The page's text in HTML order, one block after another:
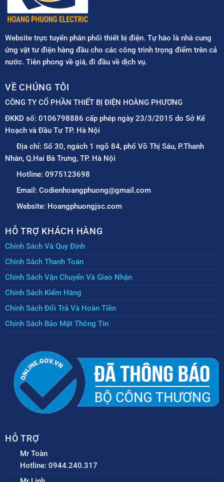
Website trực tuyến phân phối thiết bị điện. Tự hào là nhà cung
ứng vật tư điện hàng đầu cho các công trình trọng điểm trên cả
nước. Tiên phong về giá, đi đầu về dịch vụ.
VỀ CHÚNG TÔI
CÔNG TY CỔ PHẦN THIẾT BỊ ĐIỆN HOÀNG PHƯƠNG
ĐKKD số: 0106798886 cấp phép ngày 23/3/2015 do Sở Kế
Hoạch và Đầu Tư TP. Hà Nội
Địa chỉ: Số 30, ngách 1 ngõ 84, phố Võ Thị Sáu, P.Thanh
Nhàn, Q.Hai Bà Trưng, TP. Hà Nội
Hotline: 0975123698
Email: Codienhoangphuong@gmail.com
Website: Hoangphuongjsc.com
HỖ TRỢ KHÁCH HÀNG
Chính Sách Và Quy Định
Chính Sách Thanh Toán
Chính Sách Vận Chuyển Và Giao Nhận
Chính Sách Kiểm Hàng
Chính Sách Đổi Trả Và Hoàn Tiền
Chính Sách Bảo Mật Thông Tin
HỖ TRỢ
Mr Toàn
Hotline: 0944.240.317